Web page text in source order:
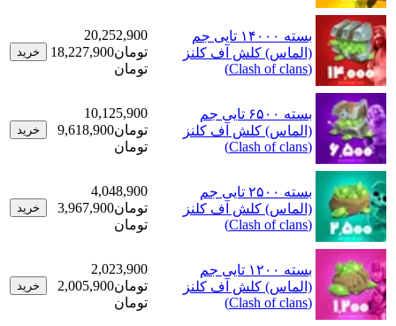
بسته ۱۴۰۰۰ تایی جم
(الماس) کلش آف کلنز
(Clash of clans)
20,252,900
تومان
18,227,900
خرید
بسته ۶۵۰۰ تایی جم
(الماس) کلش آف کلنز
(Clash of clans)
10,125,900
تومان
9,618,900
خرید
بسته ۲۵۰۰ تایی جم
(الماس) کلش آف کلنز
(Clash of clans)
4,048,900
تومان
3,967,900
خرید
بسته ۱۲۰۰ تایی جم
(الماس) کلش آف کلنز
(Clash of clans)
2,023,900
تومان
2,005,900
خرید